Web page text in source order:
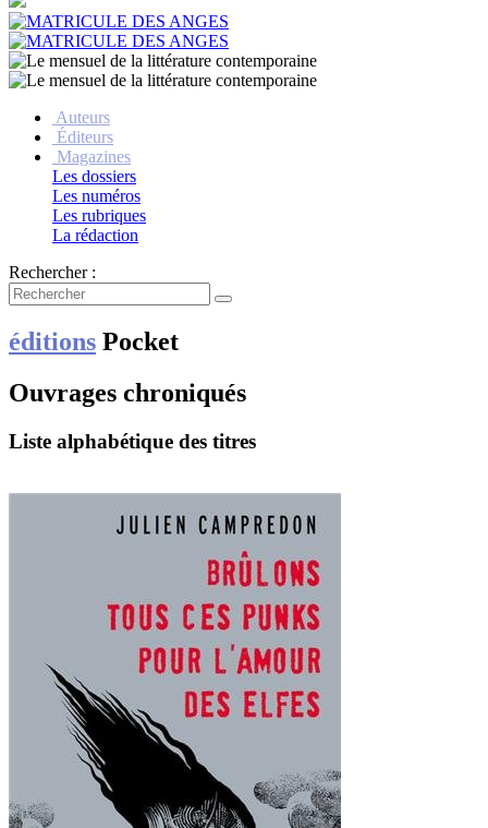
Auteurs
Éditeurs
Magazines
Les dossiers
Les numéros
Les rubriques
La rédaction
Rechercher :
éditions Pocket
Ouvrages chroniqués
Liste alphabétique des titres